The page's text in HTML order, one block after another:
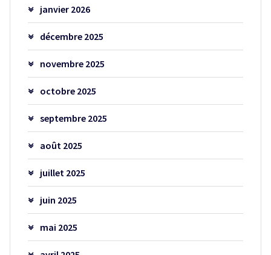
janvier 2026
décembre 2025
novembre 2025
octobre 2025
septembre 2025
août 2025
juillet 2025
juin 2025
mai 2025